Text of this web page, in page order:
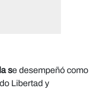
se desempeñó como
Libertad y